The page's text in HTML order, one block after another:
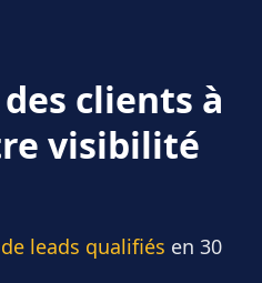
clients à
visibilité
leads qualifiés en 30